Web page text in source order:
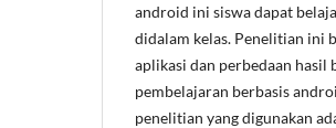
android ini siswa dapat
didalam kelas. Penelitian ini
aplikasi dan perbedaan hasil
pembelajaran berbasis
penelitian yang digunakan